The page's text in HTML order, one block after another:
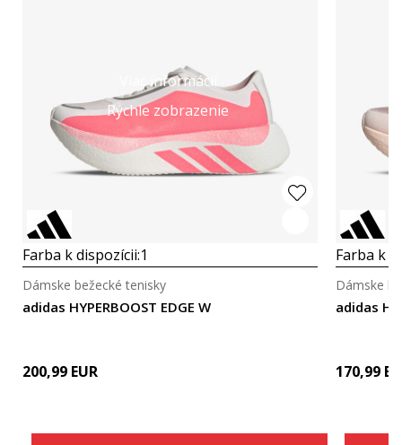
Viac informácií
Rýchle zobrazenie
Farba k dispozícii:1
adidas HYPERBOOST EDGE W
Dámske bežecké tenisky
200,99 EUR
Farba k
Dámske
170,99